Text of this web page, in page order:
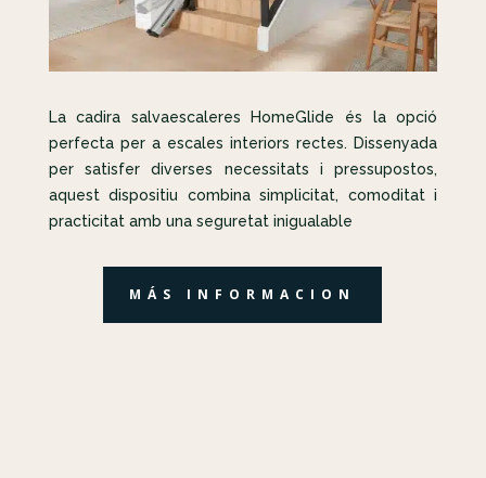
La cadira salvaescaleres HomeGlide és la opció
perfecta per a escales interiors rectes. Dissenyada
per satisfer diverses necessitats i pressupostos,
aquest dispositiu combina simplicitat, comoditat i
practicitat amb una seguretat inigualable
MÁS INFORMACION